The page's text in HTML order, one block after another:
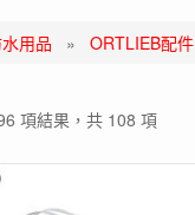
用品 » ORTLIEB配件
項結果，共 108 項